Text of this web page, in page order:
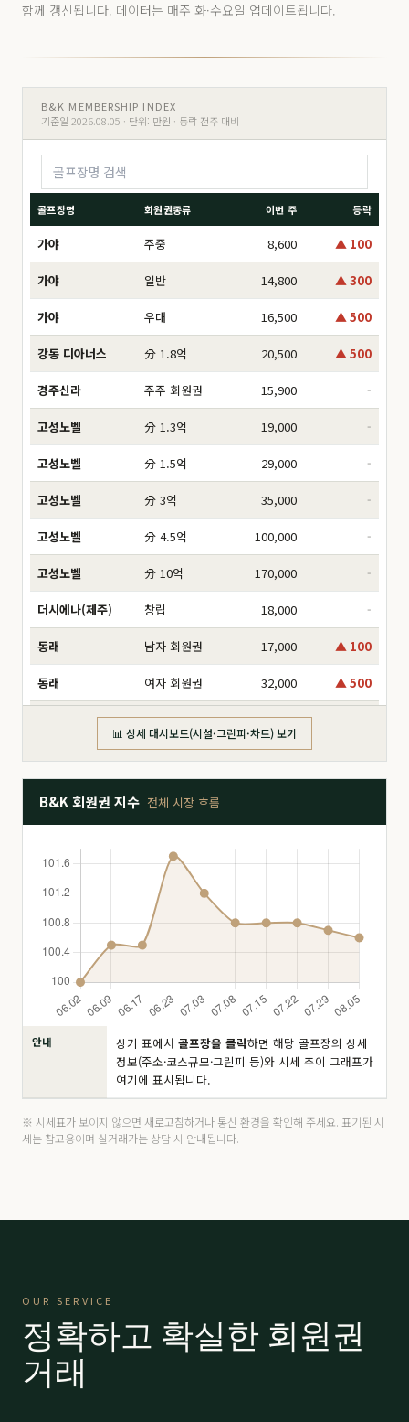
함께 갱신됩니다. 데이터는 매주 화·수요일 업데이트됩니다.
B&K MEMBERSHIP INDEX
기준일 2026.08.05 · 단위: 만원 · 등락 전주 대비
골프장명 회원권종류 이번 주 등락
가야 주중 8,600 ▲ 100
가야 일반 14,800 ▲ 300
가야 우대 16,500 ▲ 500
강동 디아너스 分 1.8억 20,500 ▲ 500
경주신라 주주 회원권 15,900 -
고성노벨 分 1.3억 19,000 -
고성노벨 分 1.5억 29,000 -
고성노벨 分 3억 35,000 -
고성노벨 分 4.5억 100,000 -
고성노벨 分 10억 170,000 -
더시에나(제주) 창립 18,000 -
동래 남자 회원권 17,000 ▲ 100
동래 여자 회원권 32,000 ▲ 500
分 6,000만 16,000
分 8,000만 17,500
동부산
동부산 分 3억 160,000 ▲ 5,000
동부산 分 1.2억 26,000
동부산 分 1.4억
分 1.8억
드비치
드비치 分 3억 68,000 ▼ 2,000
드비치 分 8.5억 190,000 ▼ 10,000
주중
마우나 오션 分 6,500만 14,000 -
밀양 에스파크
베이사이드 프리미어 59,000
베이사이드
📊 상세 대시보드(시설·그린피·차트) 보기
B&K 회원권 지수 전체 시장 흐름
안내 상기 표에서 골프장을 클릭하면 해당 골프장의 상세
정보(주소·코스규모·그린피 등)와 시세 추이 그래프가
여기에 표시됩니다.
※ 시세표가 보이지 않으면 새로고침하거나 통신 환경을 확인해 주세요. 표기된 시
세는 참고용이며 실거래가는 상담 시 안내됩니다.
OUR SERVICE
정확하고 확실한 회원권
거래